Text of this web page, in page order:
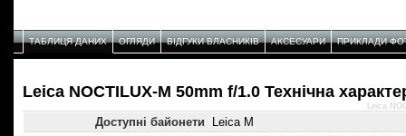
ТАБЛИЦЯ ДАНИХ ОГЛЯДИ ВІДГУКИ ВЛАСНИКІВ АКСЕСУАРИ ПРИКЛАДИ
Leica NOCTILUX-M 50mm f/1.0 Технічнa
Доступні байонети
Leica M
Leica